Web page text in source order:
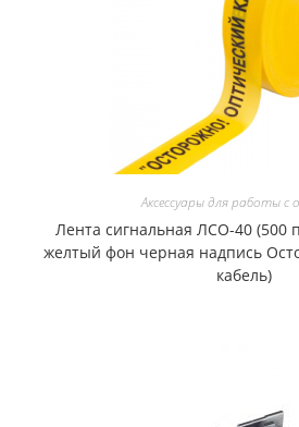
Аксессуары для работы с
Лента сигнальная ЛСО-40 (500
желтый фон черная надпись
кабель)